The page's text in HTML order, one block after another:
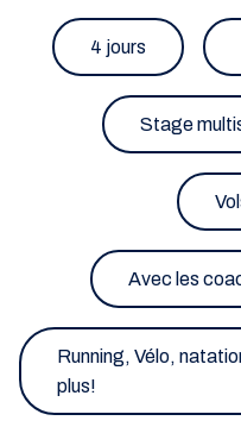
4 jours
Stage
Avec les
Running, Vélo,
plus!